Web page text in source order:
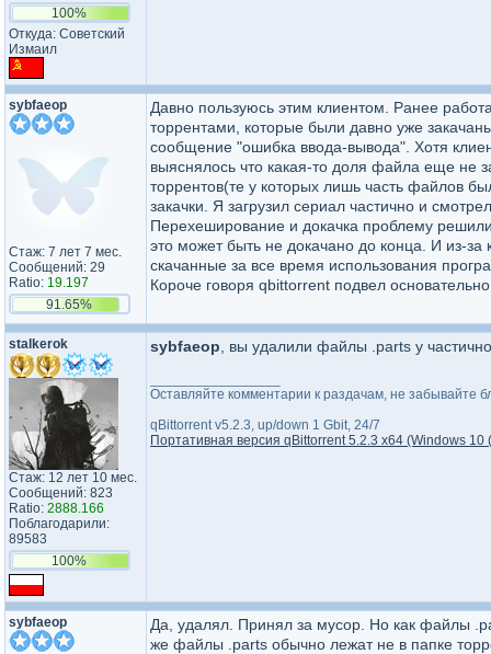
100%
Откуда: Советский
Измаил
sybfaeop
Стаж: 7 лет 7 мес.
Сообщений: 29
Ratio: 19.197
91.65%
Давно пользуюсь этим клиентом. Ранее
торрентами, которые были давно уже
сообщение "ошибка ввода-вывода". Хотя
выяснялось что какая-то доля файла еще не
торрентов(те у которых лишь часть файлов
закачки. Я загрузил сериал частично и
Перехеширование и докачка проблему
это может быть не докачано до конца. И из-за
скачанные за все время использования
Короче говоря qbittorrent подвел
stalkerok
Стаж: 12 лет 10 мес.
Сообщений: 823
Ratio: 2888.166
Поблагодарили:
89583
100%
sybfaeop , вы удалили файлы .parts у
Оставляйте комментарии к раздачам, не забывайте
qBittorrent v5.2.3, up/down 1 Gbit, 24/7
Портативная версия qBittorrent 5.2.3 x64 (Windows
sybfaeop
Да, удалял. Принял за мусор. Но как файлы
же файлы .parts обычно лежат не в папке